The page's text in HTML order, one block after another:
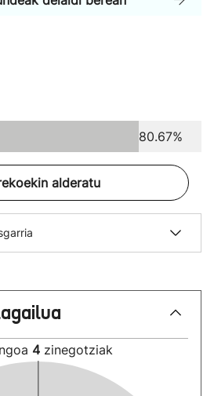
80.67%
alderatu
4 zinegotziak